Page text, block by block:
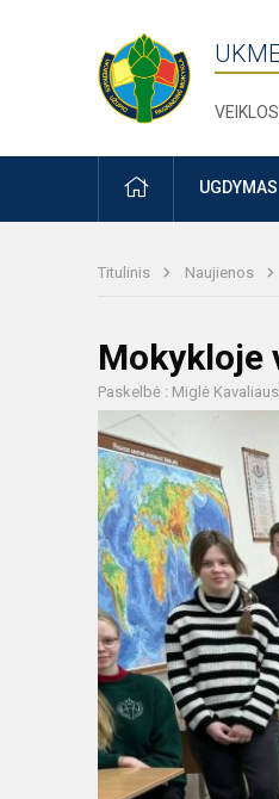
PRADŽIAUGDYMAS
Titulinis Naujienos
Mokykloje
Paskelbė : Miglė